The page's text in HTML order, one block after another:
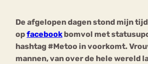
De afgelopen dagen stond mijn
opfacebookbomvol met
hashtag #Metoo in voorkomt.
mannen, van over de hele wereld
Forum
osa
Eetbuien Piekeren Sport
Orthorexia
Afvallen